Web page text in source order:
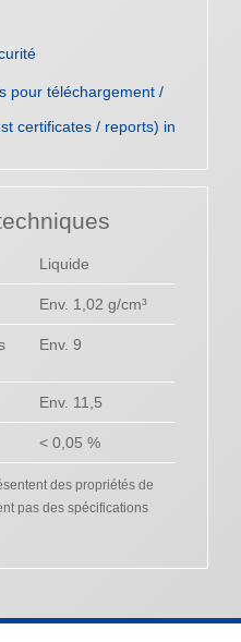
pour téléchargement /
certificates / reports) in
Liquide
Env. 1,02 g/cm³
Env. 9
Env. 11,5
< 0,05 %
des propriétés de
pas des spécifications